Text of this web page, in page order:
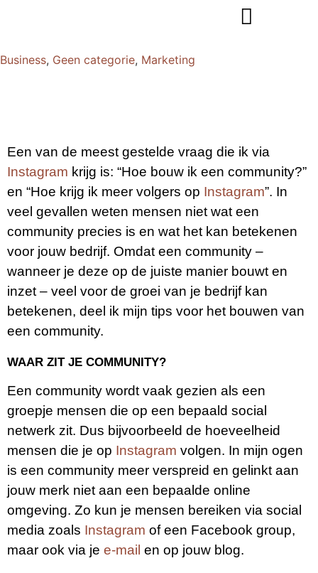
Business, Geen categorie, Marketing
Een van de meest gestelde vraag die ik via
Instagram krijg is: “Hoe bouw ik een community?”
en “Hoe krijg ik meer volgers op Instagram”. In
veel gevallen weten mensen niet wat een
community precies is en wat het kan betekenen
voor jouw bedrijf. Omdat een community –
wanneer je deze op de juiste manier bouwt en
inzet – veel voor de groei van je bedrijf kan
betekenen, deel ik mijn tips voor het bouwen van
een community.
WAAR ZIT JE COMMUNITY?
Een community wordt vaak gezien als een
groepje mensen die op een bepaald social
netwerk zit. Dus bijvoorbeeld de hoeveelheid
mensen die je op Instagram volgen. In mijn ogen
is een community meer verspreid en gelinkt aan
jouw merk niet aan een bepaalde online
omgeving. Zo kun je mensen bereiken via social
media zoals Instagram of een Facebook group,
maar ook via je e-mail en op jouw blog.